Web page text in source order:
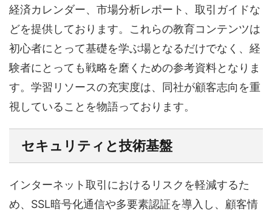
経済カレンダー、市場分析レポート、取引ガイドな
どを提供しております。これらの教育コンテンツは
初心者にとって基礎を学ぶ場となるだけでなく、経
験者にとっても戦略を磨くための参考資料となりま
す。学習リソースの充実度は、同社が顧客志向を重
視していることを物語っております。
セキュリティと技術基盤
インターネット取引におけるリスクを軽減するた
め、SSL暗号化通信や多要素認証を導入し、顧客情